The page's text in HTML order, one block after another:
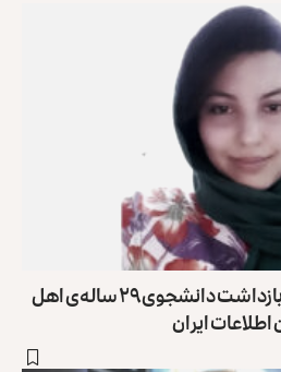
‏«سارا گوهری کجا است»؛ بازداشت دانشجوی ۲۹ ساله‌ی اهل
ایران